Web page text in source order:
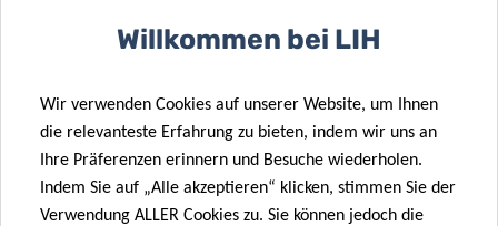
Physical
activity in
Luxembourg:
how active are
Can the “dark
side” of the
genome help
fight
cardiovascular
Willkommen bei LIH
Wir verwenden Cookies auf unserer Website, um Ihnen
die relevanteste Erfahrung zu bieten, indem wir uns an
Ihre Präferenzen erinnern und Besuche wiederholen.
Indem Sie auf „Alle akzeptieren“ klicken, stimmen Sie der
Verwendung ALLER Cookies zu. Sie können jedoch die